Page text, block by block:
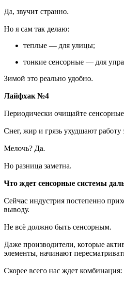
Да, звучит странно.
Но я сам так делаю:
теплые — для улицы;
тонкие сенсорные — для
Зимой это реально удобно.
Лайфхак №4
Периодически очищайте
Снег, жир и грязь ухудшают работу
Мелочь? Да.
Но разница заметна.
Что ждет сенсорные системы
Сейчас индустрия постепенно
выводу.
Не всё должно быть сенсорным.
Даже производители, которые
элементы, начинают
Скорее всего нас ждет комбинация: